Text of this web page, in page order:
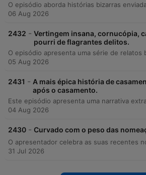
06 Aug 2026
2432 - Vertingem insana, cornucópia,
pourri de flagrantes delitos.
05 Aug 2026
2431 - A mais épica história de
após o casamento.
04 Aug 2026
2430 - Curvado com o peso das
31 Jul 2026